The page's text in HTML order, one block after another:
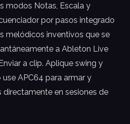
modos Notas, Escala y
por pasos integrado
melódicos inventivos que se
a Ableton Live
a clip. Aplique swing y
APC64 para armar y
en sesiones de